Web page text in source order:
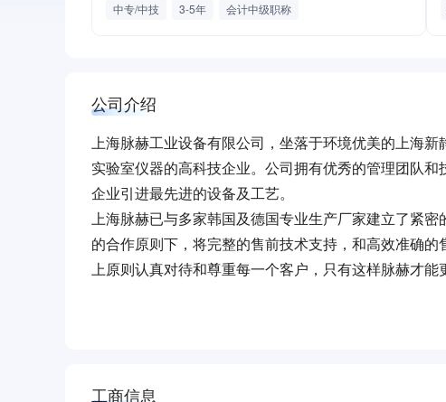
中专/中技 3-5年 会计中级职称
公司介绍
上海脉赫工业设备有限公司，坐落于环境优美的上海
实验室仪器的高科技企业。公司拥有优秀的管理团队
企业引进最先进的设备及工艺。
上海脉赫已与多家韩国及德国专业生产厂家建立了紧
的合作原则下，将完整的售前技术支持，和高效准确
上原则认真对待和尊重每一个客户，只有这样脉赫才能
工商信息